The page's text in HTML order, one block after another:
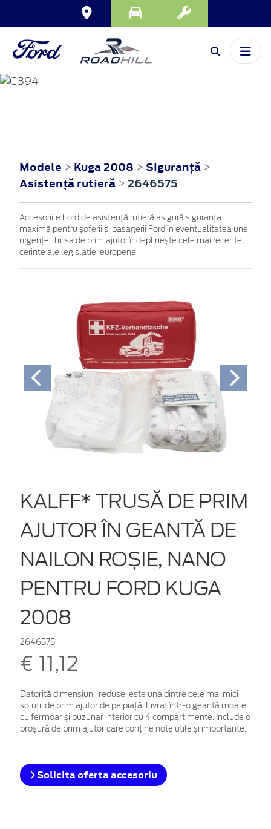
Modele > Kuga 2008 > Siguranţă >
Asistenţă rutieră > 2646575
Accesoriile Ford de asistență rutieră asigură siguranța
maximă pentru șoferii și pasagerii Ford în eventualitatea unei
urgențe. Trusa de prim ajutor îndeplinește cele mai recente
cerințe ale legislației europene.
KALFF* TRUSĂ DE PRIM
AJUTOR ÎN GEANTĂ DE
NAILON ROȘIE, NANO
PENTRU FORD KUGA
2008
2646575
€ 11,12
Datorită dimensiunii reduse, este una dintre cele mai mici
soluții de prim ajutor de pe piață. Livrat într-o geantă moale
cu fermoar și buzunar interior cu 4 compartimente. Include o
broșură de prim ajutor care conține note utile și importante.
Solicita oferta accesoriu